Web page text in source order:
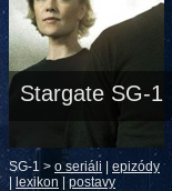
Stargate SG-1
SG-1 > o seriáli
epizódy
lexikon postavy